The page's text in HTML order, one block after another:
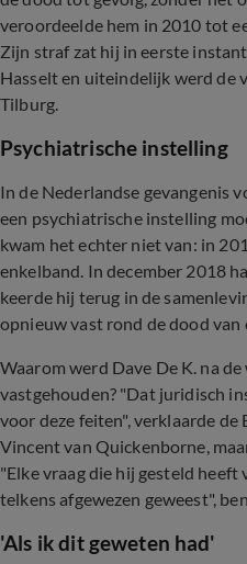
veroordeelde hem in 2010 tot
Zijn straf zat hij in eerste
Hasselt en uiteindelijk werd de
Tilburg.
Psychiatrische instelling
In de Nederlandse gevangenis
een psychiatrische instelling
kwam het echter niet van: in
enkelband. In december 2018
keerde hij terug in de
opnieuw vast rond de dood van
Waarom werd Dave De K. na
vastgehouden? "Dat juridisch
voor deze feiten", verklaarde
Vincent van Quickenborne,
"Elke vraag die hij gesteld
telkens afgewezen geweest",
'Als ik dit geweten had'